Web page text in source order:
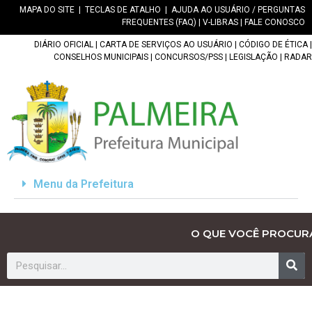
MAPA DO SITE TECLAS DE ATALHO
AJUDA AO USUÁRIO / PERGUNTAS
FREQUENTES (FAQ)
V-LIBRAS FALE CONOSCO
DIÁRIO OFICIAL CARTA DE SERVIÇOS AO USUÁRIO CÓDIGO DE ÉTICA|
CONSELHOS MUNICIPAIS
CONCURSOS/PSS LEGISLAÇÃO RADAR
Menu da Prefeitura
O QUE VOCÊ